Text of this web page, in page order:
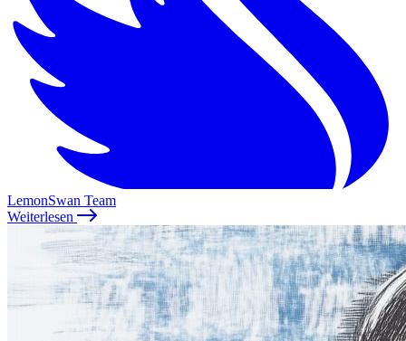
LemonSwan Team
Weiterlesen